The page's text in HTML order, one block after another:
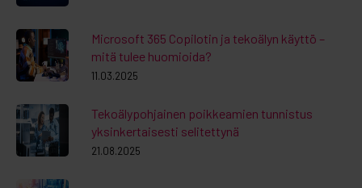
Microsoft 365 Copilotin ja tekoälyn käyttö –
mitä tulee huomioida?
11.03.2025
Tekoälypohjainen poikkeamien tunnistus
yksinkertaisesti selitettynä
21.08.2025